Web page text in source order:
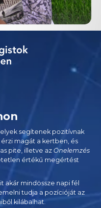
segítenek pozitívnak
magát a kertben, és
pite, illetve az Önelemzés
értékű megértést
akár mindössze napi fél
tudja a pozícióját az
kilábalhat.